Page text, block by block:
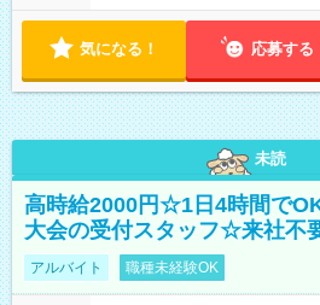
気になる！ 応募する
未読
高時給2000円☆1日4時間で
大会の受付スタッフ☆来社不
アルバイト 職種未経験OK